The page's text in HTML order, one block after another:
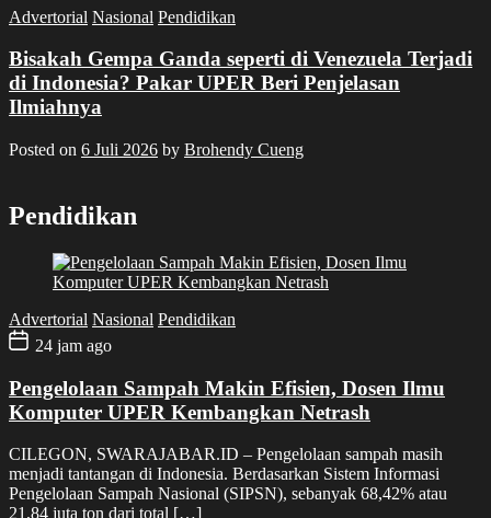
Advertorial Nasional Pendidikan
Bisakah Gempa Ganda seperti di Venezuela Terjadi
di Indonesia? Pakar UPER Beri Penjelasan
Ilmiahnya
Posted on 6 Juli 2026 by Brohendy Cueng
Pendidikan
Advertorial Nasional Pendidikan
24 jam ago
Pengelolaan Sampah Makin Efisien, Dosen Ilmu
Komputer UPER Kembangkan Netrash
CILEGON, SWARAJABAR.ID – Pengelolaan sampah masih
menjadi tantangan di Indonesia. Berdasarkan Sistem Informasi
Pengelolaan Sampah Nasional (SIPSN), sebanyak 68,42% atau
21,84 juta ton dari total […]